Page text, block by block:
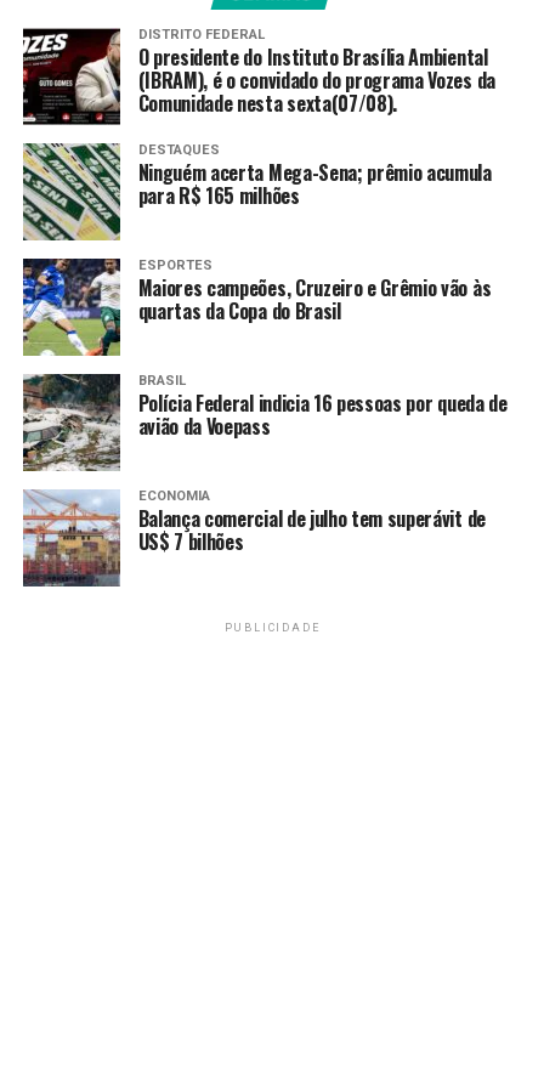
nossa melhor aposta”,
disse ele, em conversa com
a Agência Brasil.
Veja os principais trechos da entrevista:
DISTRITO FEDERAL
O presidente do Instituto Brasília Ambiental
(IBRAM), é o convidado do programa Vozes da
Comunidade nesta sexta(07/08).
DESTAQUES
Ninguém acerta Mega-Sena; prêmio acumula
para R$ 165 milhões
ESPORTES
Maiores campeões, Cruzeiro e Grêmio vão às
quartas da Copa do Brasil
BRASIL
Polícia Federal indicia 16 pessoas por queda de
avião da Voepass
ECONOMIA
Balança comercial de julho tem superávit de
US$ 7 bilhões
PUBLICIDADE